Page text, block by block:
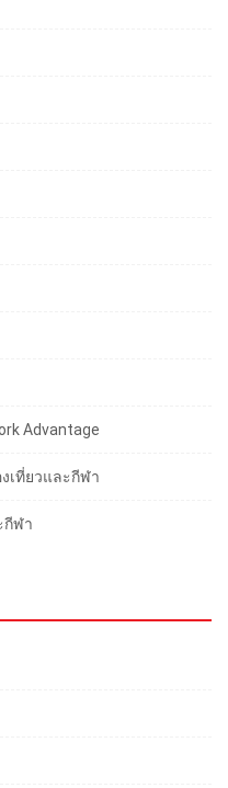
Advantage
เที่ยวและกีฬา
กีฬา